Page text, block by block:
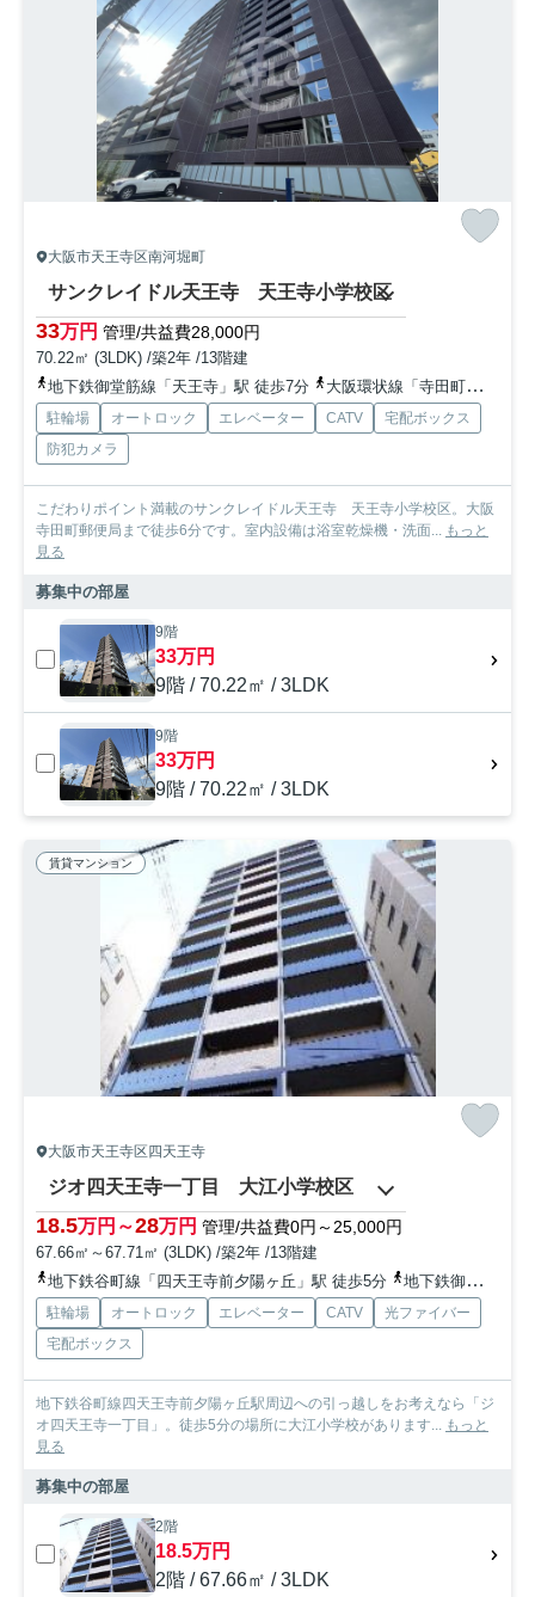
大阪市天王寺区南河堀町
サンクレイドル天王寺 天王寺小学校区
33万円 管理/共益費28,000円
70.22㎡ (3LDK) /築2年 /13階建
地下鉄御堂筋線「天王寺」駅 徒歩7分
大阪環状線「寺田町」駅 徒歩5分
駐輪場 オートロック エレベーター CATV
宅配ボックス
防犯カメラ
こだわりポイント満載のサンクレイドル天王寺 天王寺小学校区。大阪
寺田町郵便局まで徒歩6分です。室内設備は浴室乾燥機・洗面... もっと
見る
募集中の部屋
9階
33万円
9階 / 70.22㎡ / 3LDK
9階
33万円
9階 / 70.22㎡ / 3LDK
賃貸マンション
大阪市天王寺区四天王寺
ジオ四天王寺一丁目 大江小学校区
18.5万円～28万円 管理/共益費0円～25,000円
67.66㎡～67.71㎡ (3LDK) /築2年 /13階建
地下鉄谷町線「四天王寺前夕陽ヶ丘」駅 徒歩5分
地下鉄御堂筋線「天王寺」駅 徒歩10分
駐輪場 オートロック エレベーター CATV
光ファイバー
宅配ボックス
地下鉄谷町線四天王寺前夕陽ヶ丘駅周辺への引っ越しをお考えなら「ジ
オ四天王寺一丁目」。徒歩5分の場所に大江小学校があります... もっと
見る
募集中の部屋
2階
18.5万円
2階 / 67.66㎡ / 3LDK